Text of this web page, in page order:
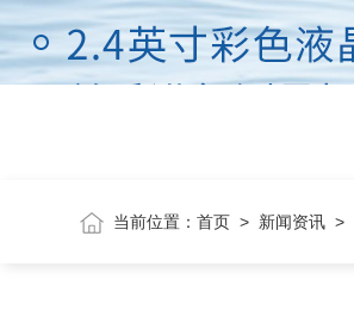
当前位置：首页 > 新闻资讯 >